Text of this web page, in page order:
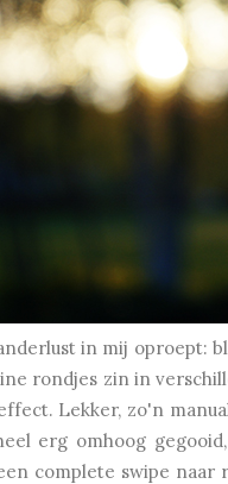
in mij oproept:
rondjes zin in
Lekker, zo'n
erg omhoog
complete swipe